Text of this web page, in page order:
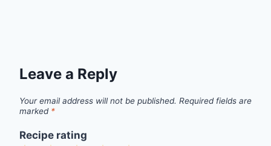
Leave a Reply
Your email address will not be published. Required fields are
marked *
Recipe rating